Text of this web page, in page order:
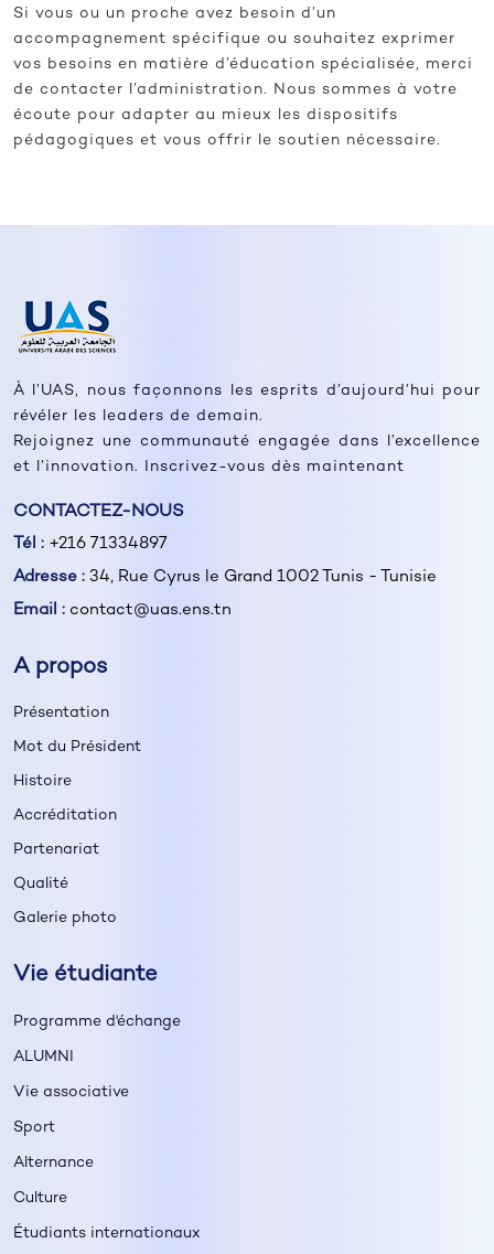
Si vous ou un proche avez besoin d’un
accompagnement spécifique ou souhaitez exprimer
vos besoins en matière d’éducation spécialisée, merci
de contacter l’administration. Nous sommes à votre
écoute pour adapter au mieux les dispositifs
pédagogiques et vous offrir le soutien nécessaire.
À l’UAS, nous façonnons les esprits d’aujourd’hui pour
révéler les leaders de demain.
Rejoignez une communauté engagée dans l’excellence
et l’innovation. Inscrivez-vous dès maintenant
CONTACTEZ-NOUS
Tél : +216 71334897
Adresse : 34, Rue Cyrus le Grand 1002 Tunis - Tunisie
Email : contact@uas.ens.tn
A propos
Présentation
Mot du Président
Histoire
Accréditation
Partenariat
Qualité
Galerie photo
Vie étudiante
Programme d'échange
ALUMNI
Vie associative
Sport
Alternance
Culture
Étudiants internationaux